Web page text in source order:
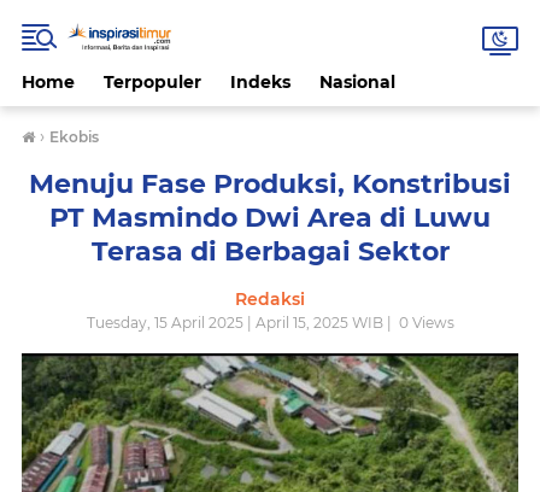
Home Terpopuler Indeks Nasional
› Ekobis
Menuju Fase Produksi, Konstribusi
PT Masmindo Dwi Area di Luwu
Terasa di Berbagai Sektor
Redaksi
Tuesday, 15 April 2025 | April 15, 2025 WIB | 0Views